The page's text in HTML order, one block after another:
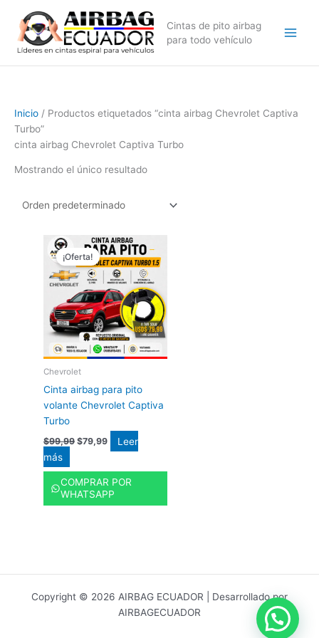
contenido
Cintas de pito airbag
para todo vehículo
Inicio / Productos etiquetados “cinta airbag Chevrolet Captiva
Turbo”
cinta airbag Chevrolet Captiva Turbo
Mostrando el único resultado
¡Oferta!
Chevrolet
Cinta airbag para pito
volante Chevrolet Captiva
Turbo
$99,99
precio
original
era:
$99,99.
$79,99
El
precio
actual
es:
$79,99.
Leer
más
COMPRAR POR
WHATSAPP
Copyright © 2026 AIRBAG ECUADOR | Desarrollado por
AIRBAGECUADOR